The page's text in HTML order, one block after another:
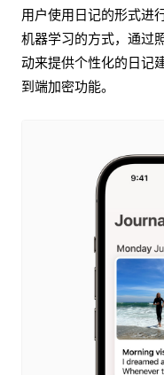
用户使用日记的形式进
机器学习的方式，通过
动来提供个性化的日记
到端加密功能。